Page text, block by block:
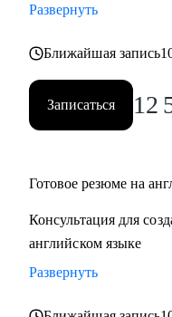
Развернуть
Ближайшая запись
Записаться 12
Готовое резюме на
Консультация для
английском языке
Развернуть